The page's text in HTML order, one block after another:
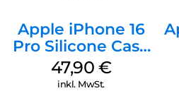
Apple iPhone 16
Pro Silicone Case
MagSafe Denim
47,90 €
inkl. MwSt.